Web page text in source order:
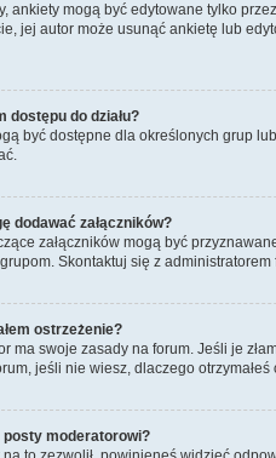
ankiety mogą być edytowane tylko
jej autor może usunąć ankietę lub
dostępu do działu?
być dostępne dla określonych grup
dodawać załączników?
załączników mogą być
Skontaktuj się z
ostrzeżenie?
ma swoje zasady na forum. Jeśli je
jeśli nie wiesz, dlaczego otrzymałeś
posty moderatorowi?